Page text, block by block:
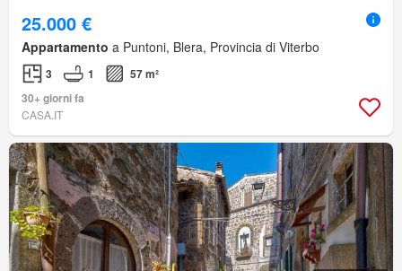
25.000 €
Appartamento a Puntoni, Blera, Provincia di Viterbo
3 1
57 m²
30+ giorni fa
CASA.IT